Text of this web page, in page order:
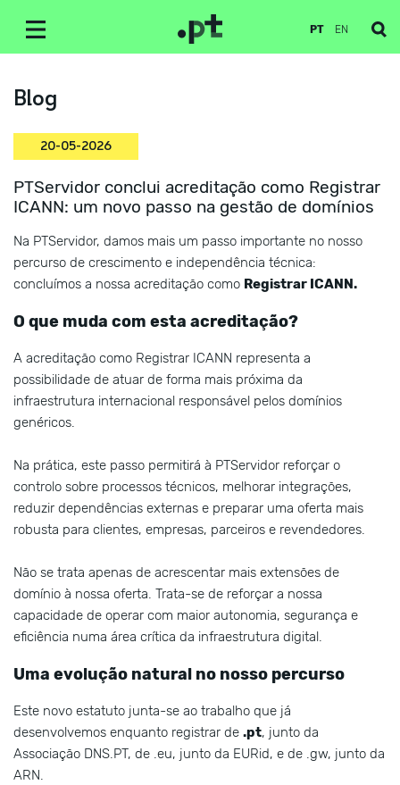
PT EN
Blog
20-05-2026
PTServidor conclui acreditação como Registrar
ICANN: um novo passo na gestão de domínios
Na PTServidor, damos mais um passo importante no nosso
percurso de crescimento e independência técnica:
concluímos a nossa acreditação como Registrar ICANN.
O que muda com esta acreditação?
A acreditação como Registrar ICANN representa a
possibilidade de atuar de forma mais próxima da
infraestrutura internacional responsável pelos domínios
genéricos.
Na prática, este passo permitirá à PTServidor reforçar o
controlo sobre processos técnicos, melhorar integrações,
reduzir dependências externas e preparar uma oferta mais
robusta para clientes, empresas, parceiros e revendedores.
Não se trata apenas de acrescentar mais extensões de
domínio à nossa oferta. Trata-se de reforçar a nossa
capacidade de operar com maior autonomia, segurança e
eficiência numa área crítica da infraestrutura digital.
Uma evolução natural no nosso percurso
Este novo estatuto junta-se ao trabalho que já
desenvolvemos enquanto registrar de .pt, junto da
Associação DNS.PT, de .eu, junto da EURid, e de .gw, junto da
ARN.